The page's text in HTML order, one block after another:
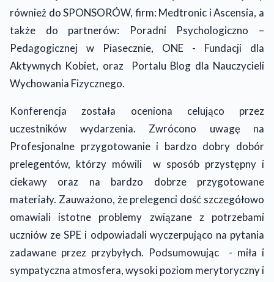
również do SPONSORÓW, firm: Medtronic i Ascensia, a
także do partnerów: Poradni Psychologiczno –
Pedagogicznej w Piasecznie, ONE - Fundacji dla
Aktywnych Kobiet, oraz Portalu Blog dla Nauczycieli
Wychowania Fizycznego.
Konferencja została oceniona celująco przez
uczestników wydarzenia. Zwrócono uwagę na
Profesjonalne przygotowanie i bardzo dobry dobór
prelegentów, którzy mówili w sposób przystępny i
ciekawy oraz na bardzo dobrze przygotowane
materiały. Zauważono, że prelegenci dość szczegółowo
omawiali istotne problemy związane z potrzebami
uczniów ze SPE i odpowiadali wyczerpująco na pytania
zadawane przez przybyłych. Podsumowując - miła i
sympatyczna atmosfera, wysoki poziom merytoryczny i